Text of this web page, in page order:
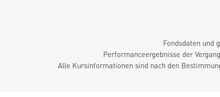
Fondsdaten und
Performanceergebnisse der
Alle Kursinformationen sind nach den